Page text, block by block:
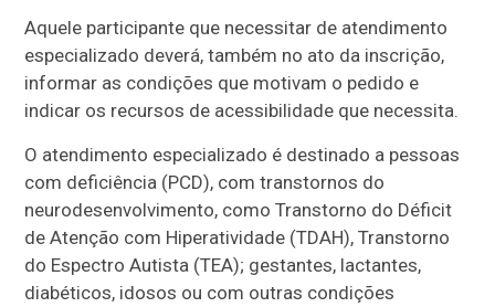
Aquele participante que necessitar de atendimento
especializado deverá, também no ato da inscrição,
informar as condições que motivam o pedido e
indicar os recursos de acessibilidade que necessita.
O atendimento especializado é destinado a pessoas
com deficiência (PCD), com transtornos do
neurodesenvolvimento, como Transtorno do Déficit
de Atenção com Hiperatividade (TDAH), Transtorno
do Espectro Autista (TEA); gestantes, lactantes,
diabéticos, idosos ou com outras condições